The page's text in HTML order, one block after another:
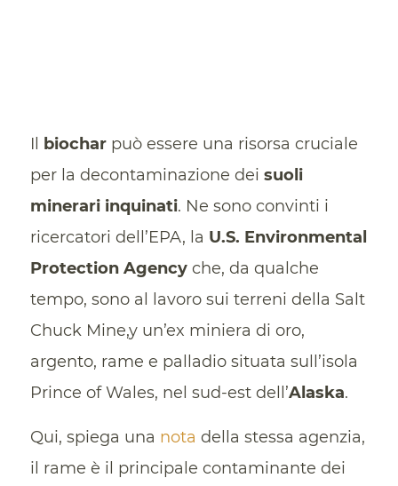
Il biocharpuò essere una risorsa cruciale
per la decontaminazione dei suoli
minerari inquinati. Ne sono convinti i
ricercatori dell’EPA, la U.S. Environmental
Protection Agencyche, da qualche
tempo, sono al lavoro sui terreni della Salt
Chuck Mine,y un’ex miniera di oro,
argento, rame e palladio situata sull’isola
Prince of Wales, nel sud-est dell’Alaska.
Qui, spiega una nota della stessa agenzia,
il rame è il principale contaminante dei